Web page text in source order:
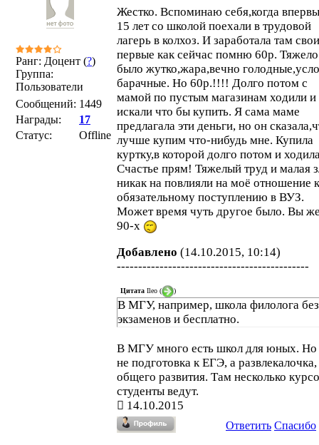
Ранг: Доцент (?)
Группа:
Пользователи
Сообщений: 1449
Награды:
17
Статус:
Offline
Жестко. Вспоминаю себя,когда
15 лет со школой поехали в трудовой
лагерь в колхоз. И заработала там свои
первые как сейчас помню 60р. Тяжело
было жутко,жара,вечно
барачные. Но 60р.!!!! Долго потом с
мамой по пустым магазинам ходили и
искали что бы купить. Я сама маме
предлагала эти деньги, но он
лучше купим что-нибудь мне. Купила
куртку,в которой долго потом и
Счастье прям! Тяжелый труд и малая
никак на повлияли на моё отношение к
обязательному поступлению в ВУЗ.
Может время чуть другое было. Вы
90-х
Добавлено (14.10.2015, 10:14)
---------------------------------------------
Цитата Ileo ( )
В МГУ, например, школа филолога без
экзаменов и бесплатно.
В МГУ много есть школ для юных. Но
не подготовка к ЕГЭ, а
общего развития. Там несколько
студенты ведут.
14.10.2015
Ответить Спасибо